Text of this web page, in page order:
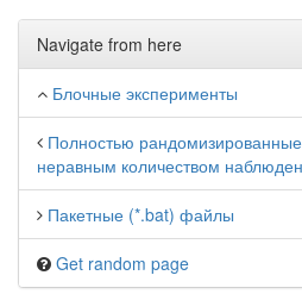
Navigate from here
Блочные эксперименты
Полностью
неравным количеством
Пакетные (*.bat) файлы
Get random page